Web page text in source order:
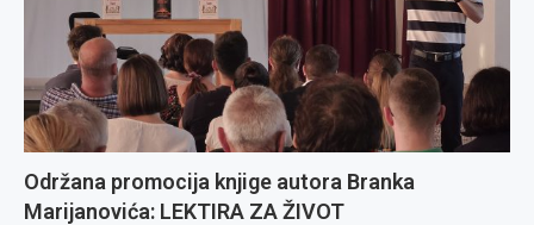
Održana promocija knjige autora Branka
Marijanovića: LEKTIRA ZA ŽIVOT